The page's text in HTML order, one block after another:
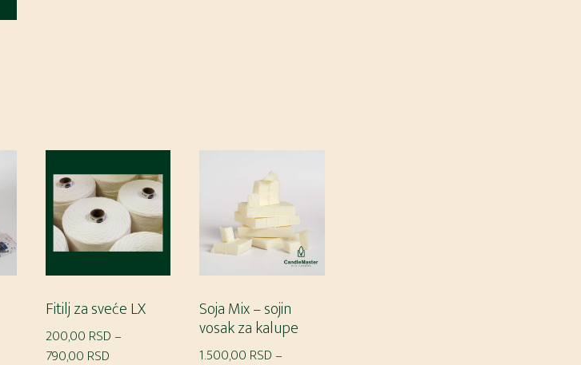
izabrane
stranici
proizvoda.
Fitilj za sveće LX
200,00 RSD –
790,00 RSDRaspon
Soja Mix – sojin
vosak za kalupe
1.500,00 RSD –